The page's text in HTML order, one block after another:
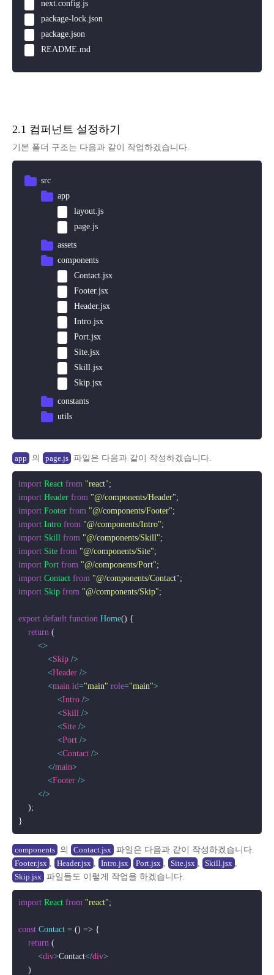
next.config.js
package-lock.json
package.json
README.md
2.1 컴퍼넌트 설정하기
기본 폴더 구조는 다음과 같이 작업하겠습니다.
src
app
layout.js
page.js
assets
components
Contact.jsx
Footer.jsx
Header.jsx
Intro.jsx
Port.jsx
Site.jsx
Skill.jsx
Skip.jsx
constants
utils
app 의 page.js 파일은 다음과 같이 작성하겠습니다.
import React from "react"
import Header from "@/components/Header"
import Footer from "@/components/Footer"
import Intro from "@/components/Intro"
import Skill from "@/components/Skill"
import Site from "@/components/Site"
import Port from "@/components/Port"
import Contact from "@/components/Contact"
import Skip from "@/components/Skip";
export default function Home() {
return (
<>
<Skip />
<Header />
<main id="main" role="main">
<Intro />
<Skill />
<Site />
<Port />
<Contact />
</main>
<Footer />
</>
    );
components 의 Contact.jsx 파일은 다음과 같이 작성하겠습니다.
Footer.jsx , Header.jsx , Intro.jsx Port.jsx , Site.jsx , Skill.jsx ,
Skip.jsx 파일들도 이렇게 작업을 하겠습니다.
import React from "react";
const Contact = () => {
return (
<div>Contact</div>
    )